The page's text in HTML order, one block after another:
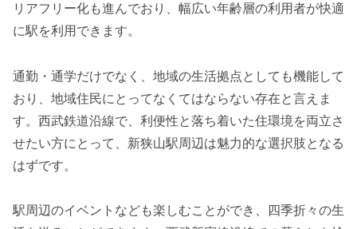
リアフリー化も進んでおり、幅広い年齢層の利用者が快適
に駅を利用できます。
通勤・通学だけでなく、地域の生活拠点としても機能して
おり、地域住民にとってなくてはならない存在と言えま
す。西武鉄道沿線で、利便性と落ち着いた住環境を両立さ
せたい方にとって、新狭山駅周辺は魅力的な選択肢となる
はずです。
駅周辺のイベントなども楽しむことができ、四季折々の生